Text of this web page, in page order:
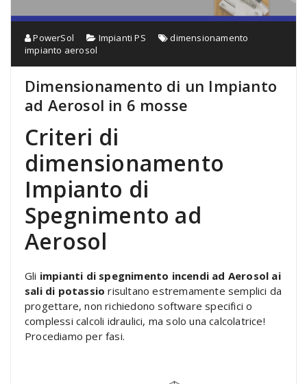
PowerSol Impianti PS
dimensionamento
impianto aerosol
Dimensionamento di un Impianto
ad Aerosol in 6 mosse
Criteri di
dimensionamento
Impianto di
Spegnimento ad
Aerosol
Gli impianti di spegnimento incendi ad Aerosol ai
sali di potassio risultano estremamente semplici da
progettare, non richiedono software specifici o
complessi calcoli idraulici, ma solo una calcolatrice!
Procediamo per fasi.